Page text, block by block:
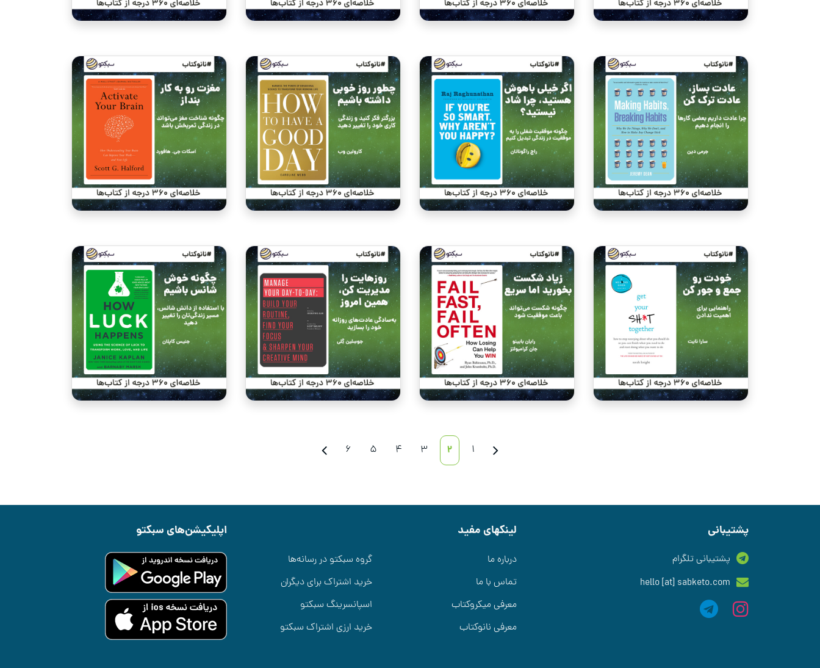
1
2
3
4
5
6
پشتیبانی
پشتیبانی تلگرام
hello [at] sabketo.com
لینکهای مفید
درباره ما
تماس با ما
معرفی میکروکتاب
معرفی نانوکتاب
گروه سبکتو در رسانه‌ها
خرید اشتراک برای دیگران
اسپانسرینگ سبکتو
خرید ارزی اشتراک سبکتو
اپلیکیشن‌های سبکتو